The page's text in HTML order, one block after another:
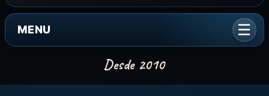
MENU